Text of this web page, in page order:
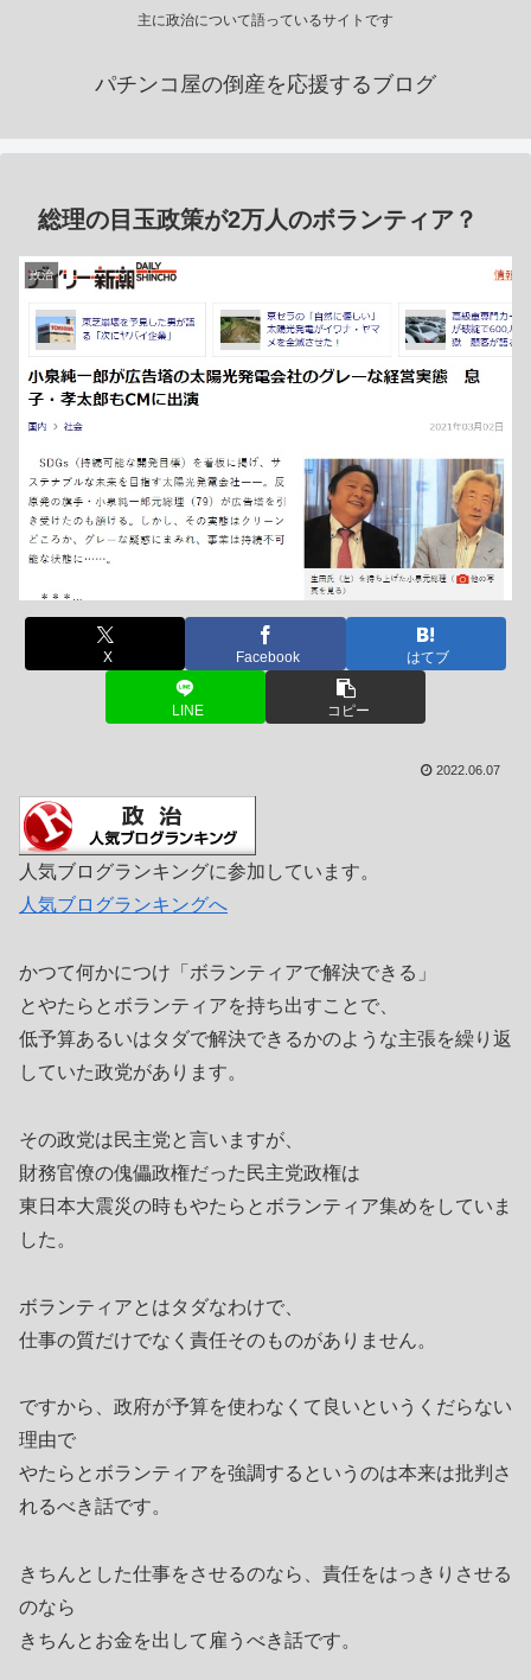
主に政治について語っているサイトです
パチンコ屋の倒産を応援するブログ
総理の目玉政策が2万人のボランティア？
政治
X Facebook はてブ
LINE コピー
2022.06.07
人気ブログランキングに参加しています。
人気ブログランキングへ
かつて何かにつけ「ボランティアで解決できる」
とやたらとボランティアを持ち出すことで、
低予算あるいはタダで解決できるかのような主張を繰り返
していた政党があります。
その政党は民主党と言いますが、
財務官僚の傀儡政権だった民主党政権は
東日本大震災の時もやたらとボランティア集めをしていま
した。
ボランティアとはタダなわけで、
仕事の質だけでなく責任そのものがありません。
ですから、政府が予算を使わなくて良いというくだらない
理由で
やたらとボランティアを強調するというのは本来は批判さ
れるべき話です。
きちんとした仕事をさせるのなら、責任をはっきりさせる
のなら
きちんとお金を出して雇うべき話です。